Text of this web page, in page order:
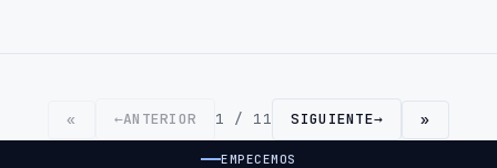
« ←ANTERIOR 1 / 11 SIGUIENTE→ »
EMPECEMOS